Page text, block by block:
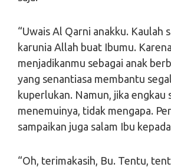
“Uwais Al Qarni anakku. Kaulah
karunia Allah buat Ibumu.
menjadikanmu sebagai anak
yang senantiasa membantu
kuperlukan. Namun, jika engkau
menemuinya, tidak mengapa.
sampaikan juga salam Ibu
“Oh, terimakasih, Bu. Tentu,